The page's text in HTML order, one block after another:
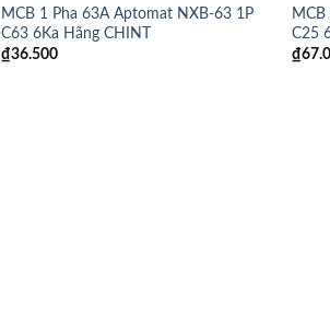
MCB 1 Pha 63A Aptomat NXB-63 1P
C63 6Ka Hãng CHINT
₫36.500
C25
₫